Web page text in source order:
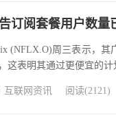
订阅套餐用户数量
(NFLX.O)周三表示，其
这表明其通过更便宜的计
互联网资讯 阅读(2121)